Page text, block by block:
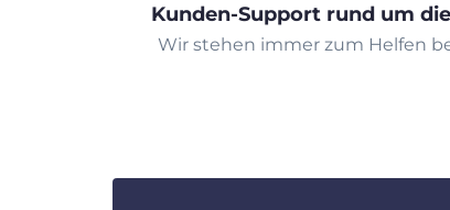
Kunden-Support rund um
Wir stehen immer zum Helfen